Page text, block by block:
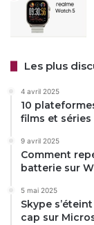
Les plus
4 avril 2025
10
films et séries
9 avril 2025
Comment
batterie sur
5 mai 2025
Skype
cap sur